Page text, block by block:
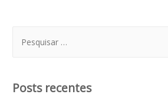
q
Posts recentes